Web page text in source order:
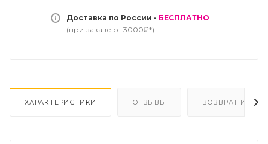
Доставка по России - БЕСПЛАТНО
(при заказе от 3000₽*)
ХАРАКТЕРИСТИКИ ОТЗЫВЫ ВОЗВРАТ И